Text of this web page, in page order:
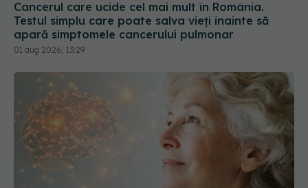
Cancerul care ucide cel mai mult în România.
Testul simplu care poate salva vieți înainte să
apară simptomele cancerului pulmonar
01 aug 2026, 13:29